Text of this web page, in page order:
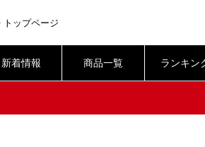
トップページ
新着情報 商品一覧 ランキン